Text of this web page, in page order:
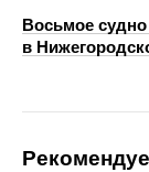
Восьмое
в